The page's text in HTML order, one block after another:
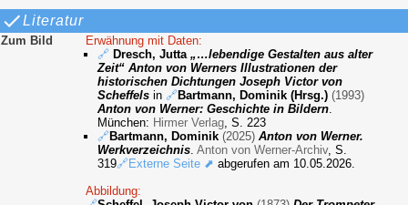
Literatur
Zum Bild
Erwähnung mit Daten:
🔗 Dresch, Jutta …lebendige Gestalten aus alter
Zeit
Anton von Werners Illustrationen der
historischen Dichtungen Joseph Victor von
Scheffelsin🔗Bartmann, Dominik (Hrsg.) (1993)
Anton von Werner: Geschichte in Bildern.
München: Hirmer Verlag, S. 223
🔗Bartmann, Dominik (2025) Anton von Werner.
Werkverzeichnis.Anton von Werner-Archiv, S.
319🔗Externe Seite ⬈ abgerufen am 10.05.2026.
Abbildung: